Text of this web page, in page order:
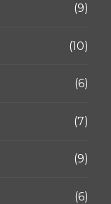
(9)
(10)
(6)
(7)
(9)
(6)